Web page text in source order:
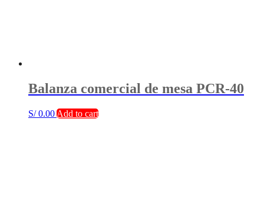
Balanza comercial de mesa PCR-40
S/0.00Add to cart